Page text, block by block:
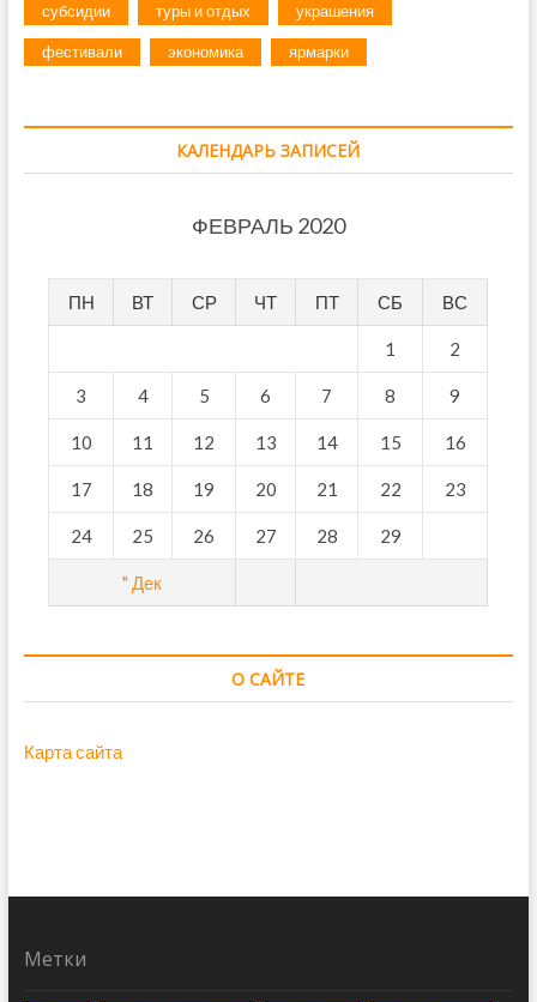
субсидии туры и отдых украшения
фестивали экономика ярмарки
КАЛЕНДАРЬ ЗАПИСЕЙ
ФЕВРАЛЬ 2020
ПН ВТ СР ЧТ ПТ СБ ВС
" Дек
1 2
3 4 5 6 7 8 9
10 11 12 13 14 15 16
17 18 19 20 21 22 23
24 25 26 27 28 29
О САЙТЕ
Карта сайта
Метки